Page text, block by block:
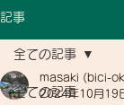
記事
全ての記事
全ての記事
masaki (bici-
2024年10月19